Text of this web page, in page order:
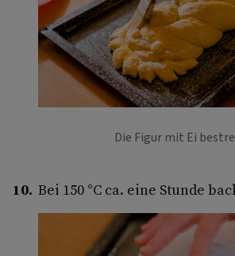
Die Figur mit Ei
Bei 150 °C ca. eine Stunde